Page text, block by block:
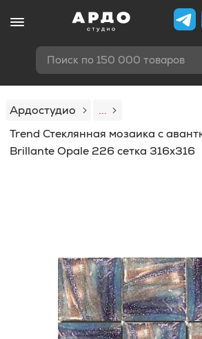
Поиск по 150 000 товаров
Ардостудио
...
Trend Стеклянная мозаика с
Brillante Opale 226 сетка 316х316